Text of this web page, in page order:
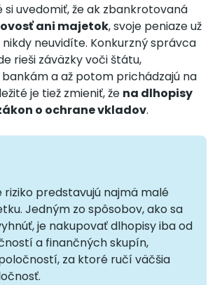
uvedomiť, že ak zbankrotovaná
ani majetok, svoje peniaze už
neuvidíte. Konkurzný správca
rieši záväzky voči štátu,
a až potom prichádzajú na
je tiež zmieniť, že na dlhopisy
o ochrane vkladov.
predstavujú najmä malé
Jedným zo spôsobov, ako sa
je nakupovať dlhopisy iba od
a finančných skupín,
za ktoré ručí väčšia